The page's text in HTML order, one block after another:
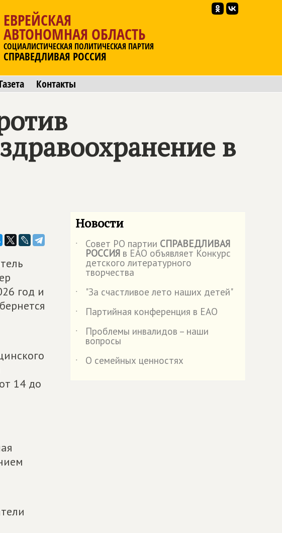
ЕВРЕЙСКАЯ
АВТОНОМНАЯ ОБЛАСТЬ
СОЦИАЛИСТИЧЕСКАЯ ПОЛИТИЧЕСКАЯ ПАРТИЯ
СПРАВЕДЛИВАЯ РОССИЯ
Газета Контакты
в
год и
14 до
Новости
˙ Совет РО партии СПРАВЕДЛИВАЯ
РОССИЯ в ЕАО объявляет Конкурс
детского литературного
творчества
˙
"За счастливое лето наших детей"
˙
Партийная конференция в ЕАО
˙
Проблемы инвалидов – наши
вопросы
˙
О семейных ценностях